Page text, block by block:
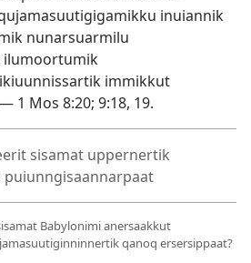
inuiannik
nunarsuarmilu
immikkut
— 1 Mos 8:20; 9:18, 19.
sisamat uppernertik
Babylonimi anersaakkut
qanoq ersersippaat?